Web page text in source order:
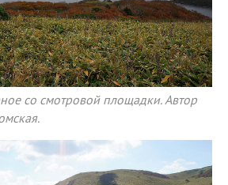
со смотровой площадки. Автор